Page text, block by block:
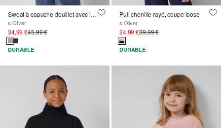
Sweat à capuche douillet avec imprimé dans le dos
s.Oliver
34,99 €45,99 €
DURABLE
Pull chenille rayé, coupe loose
s.Oliver
24,99 €39,99 €
DURABLE